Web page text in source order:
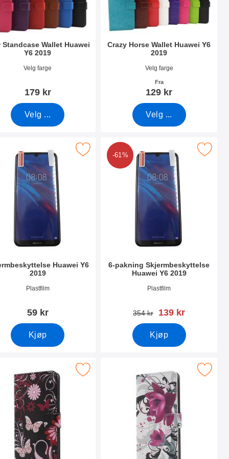
Standcase Wallet Huawei
Y6 2019
31413
Velg farge
179 kr
Velg ...
Crazy Horse Wallet Huawei Y6
2019
Varenummer 31411
Velg farge
Fra
129 kr
Velg ...
Y6 2019 som favoritt
Huawei Y6
2019
31405
Plastfilm
59 kr
Kjøp
skjermbeskyttelse Huawei Y6 2019 som favoritt
-61%
6-pakning Skjermbeskyttelse
Huawei Y6 2019
Varenummer 31404
Plastfilm
gammel pris
354 kr ny pris
139 kr
Kjøp
Merk 6-pakning Skjermbeskyttelse
som favoritt
Merk designwallet Huawei Y6 2019 som favorittMerk designwallet Huawei Y6